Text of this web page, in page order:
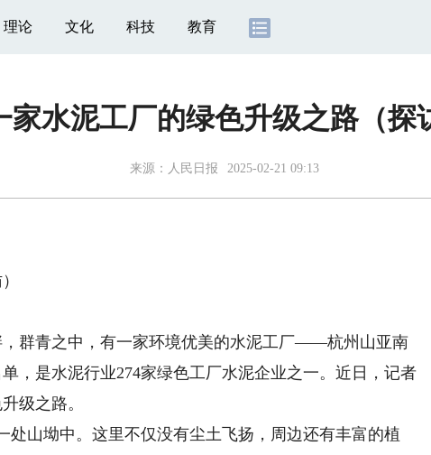
理论 文化 科技 教育
家水泥工厂的绿色升级之路（探
来源： 人民日报 2025-02-21 09:13
群青之中，有一家环境优美的水泥工厂——杭州山亚南
，是水泥行业274家绿色工厂水泥企业之一。近日，记者
级之路。
山坳中。这里不仅没有尘土飞扬，周边还有丰富的植